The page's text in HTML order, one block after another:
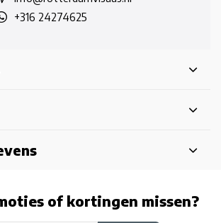
+316 24274625
of kortingen missen?